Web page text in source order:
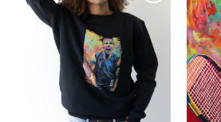
Adicionar
ao
Wishlist